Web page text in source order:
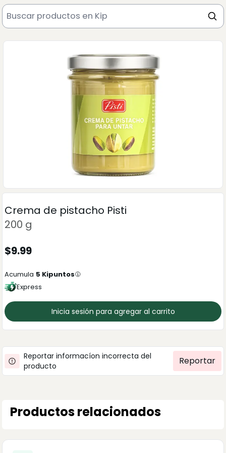
Crema de pistacho Pisti
200 g
$9.99
Acumula 5 Kipuntos
Express
Inicia sesión para agregar al carrito
Reportar informacíon incorrecta del
producto
Reportar
Productos relacionados